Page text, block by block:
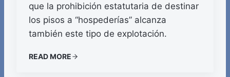
que la prohibición estatutaria de destinar
los pisos a “hospederías” alcanza
también este tipo de explotación.
READ MORE